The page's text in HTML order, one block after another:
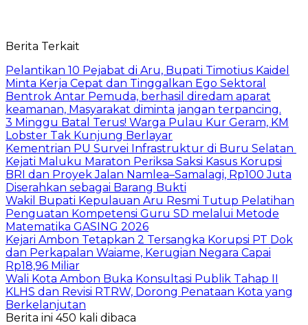
Berita Terkait
Pelantikan 10 Pejabat di Aru, Bupati Timotius Kaidel
Minta Kerja Cepat dan Tinggalkan Ego Sektoral
Bentrok Antar Pemuda, berhasil diredam aparat
keamanan, Masyarakat diminta jangan terpancing.
3 Minggu Batal Terus! Warga Pulau Kur Geram, KM
Lobster Tak Kunjung Berlayar
Kementrian PU Survei Infrastruktur di Buru Selatan
Kejati Maluku Maraton Periksa Saksi Kasus Korupsi
BRI dan Proyek Jalan Namlea–Samalagi, Rp100 Juta
Diserahkan sebagai Barang Bukti
Wakil Bupati Kepulauan Aru Resmi Tutup Pelatihan
Penguatan Kompetensi Guru SD melalui Metode
Matematika GASING 2026
Kejari Ambon Tetapkan 2 Tersangka Korupsi PT Dok
dan Perkapalan Waiame, Kerugian Negara Capai
Rp18,96 Miliar
Wali Kota Ambon Buka Konsultasi Publik Tahap II
KLHS dan Revisi RTRW, Dorong Penataan Kota yang
Berkelanjutan
Berita ini 450 kali dibaca